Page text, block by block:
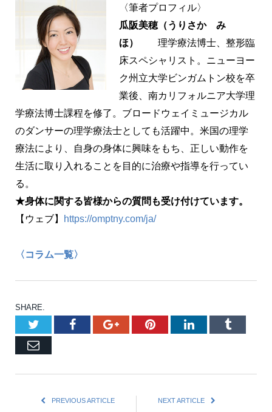
〈筆者プロフィル〉
瓜阪美穂（うりさか み
ほ）
理学療法博士、整形臨
床スペシャリスト。ニューヨー
ク州立大学ビンガムトン校を卒
業後、南カリフォルニア大学理
学療法博士課程を修了。ブロードウェイミュージカル
のダンサーの理学療法士としても活躍中。米国の理学
療法により、自身の身体に興味をもち、正しい動作を
生活に取り入れることを目的に治療や指導を行ってい
る。
★身体に関する皆様からの質問も受け付けています。
【ウェブ】
https://omptny.com/ja/
〈コラム一覧〉
SHARE.
TwitterFacebookGoogle+PinterestLinkedInTumblr
Email
PREVIOUS ARTICLE NEXT ARTICLE